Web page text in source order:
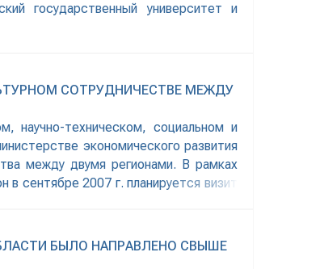
государственный университет и
СОТРУДНИЧЕСТВЕ МЕЖДУ
научно-техническом, социальном и
экономического развития
между двумя регионами. В рамках
сентябре 2007 г. планируется визит
БЫЛО НАПРАВЛЕНО СВЫШЕ